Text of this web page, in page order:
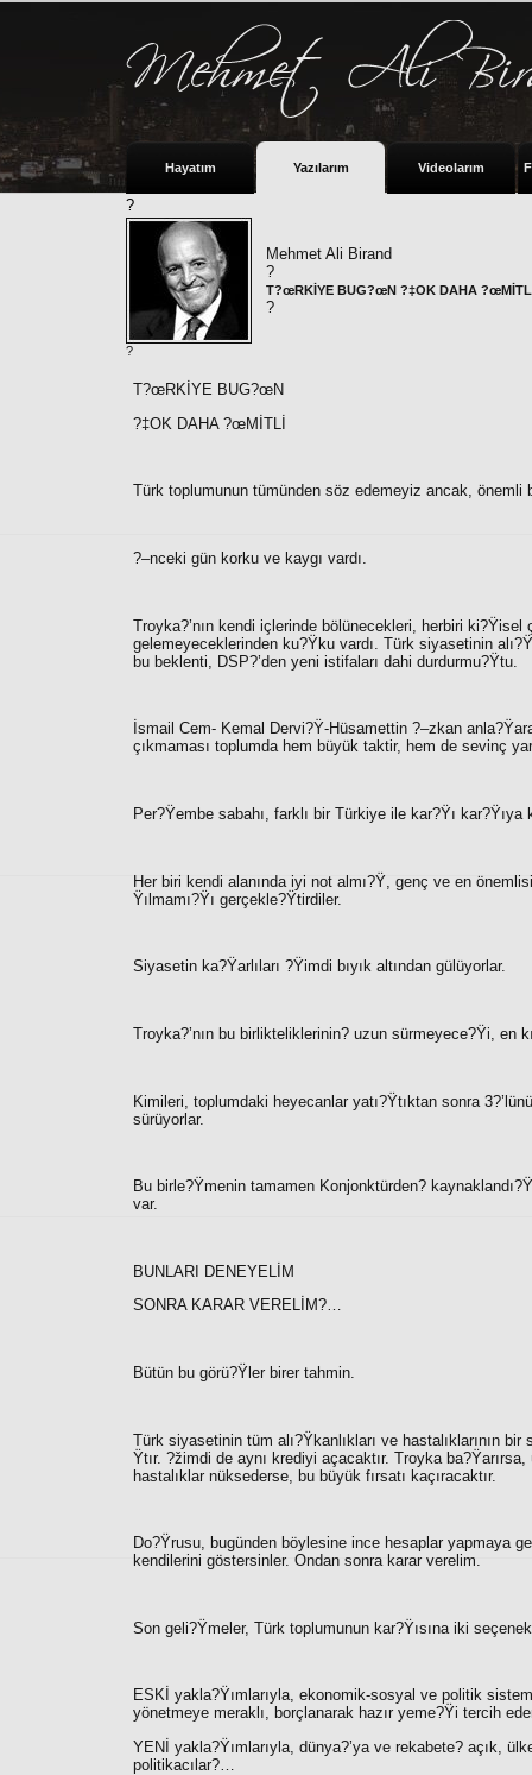
Hayatım Yazılarım Videolarım
?
Mehmet Ali Birand
?
T?œRKİYE BUG?œN ?‡OK DAHA
?
?
T?œRKİYE BUG?œN
?‡OK DAHA ?œMİTLİ
Türk toplumunun tümünden söz edemeyiz ancak, önemli
?–nceki gün korku ve kaygı vardı.
Troyka?’nın kendi içlerinde bölünecekleri, herbiri ki?Ÿisel
gelemeyeceklerinden ku?Ÿku vardı. Türk siyasetinin
bu beklenti, DSP?’den yeni istifaları dahi durdurmu?Ÿtu.
İsmail Cem- Kemal Dervi?Ÿ-Hüsamettin ?–zkan
çıkmaması toplumda hem büyük taktir, hem de sevinç
Per?Ÿembe sabahı, farklı bir Türkiye ile kar?Ÿı kar?Ÿıya
Her biri kendi alanında iyi not almı?Ÿ, genç ve en
Ÿılmamı?Ÿı gerçekle?Ÿtirdiler.
Siyasetin ka?Ÿarlıları ?Ÿimdi bıyık altından gülüyorlar.
Troyka?’nın bu birlikteliklerinin? uzun sürmeyece?Ÿi, en
Kimileri, toplumdaki heyecanlar yatı?Ÿtıktan sonra
sürüyorlar.
Bu birle?Ÿmenin tamamen Konjonktürden?
var.
BUNLARI DENEYELİM
SONRA KARAR VERELİM?…
Bütün bu görü?Ÿler birer tahmin.
Türk siyasetinin tüm alı?Ÿkanlıkları ve hastalıklarının
Ÿtır. ?žimdi de aynı krediyi açacaktır. Troyka
hastalıklar nüksederse, bu büyük fırsatı kaçıracaktır.
Do?Ÿrusu, bugünden böylesine ince hesaplar yapmaya
kendilerini göstersinler. Ondan sonra karar verelim.
Son geli?Ÿmeler, Türk toplumunun kar?Ÿısına iki
ESKİ yakla?Ÿımlarıyla, ekonomik-sosyal ve politik
yönetmeye meraklı, borçlanarak hazır yeme?Ÿi tercih
YENİ yakla?Ÿımlarıyla, dünya?’ya ve rekabete? açık,
politikacılar?…